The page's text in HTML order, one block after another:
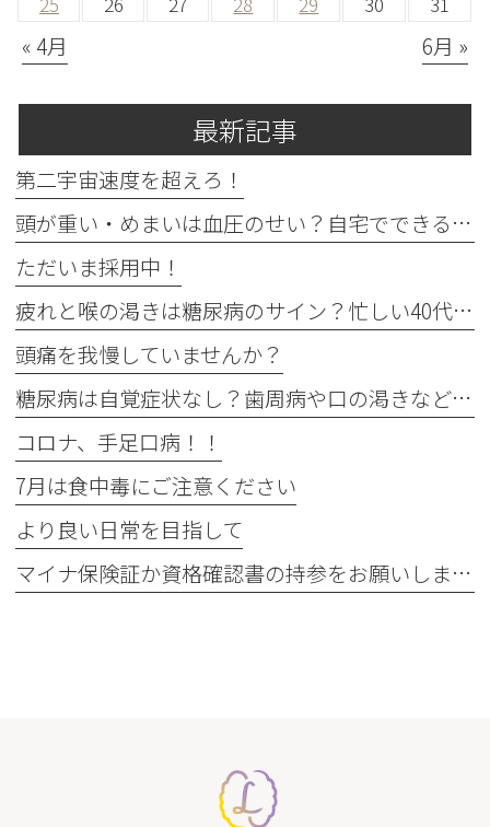
« 4月 6月 »
最新記事
第二宇宙速度を超えろ！
頭が重い・めまいは血圧のせい？自宅でできる確認法と受診目安
ただいま採用中！
疲れと喉の渇きは糖尿病のサイン？忙しい40代の受診目安
頭痛を我慢していませんか？
糖尿病は自覚症状なし？歯周病や口の渇きなど初期サイン5つと数値
コロナ、手足口病！！
7月は食中毒にご注意ください
より良い日常を目指して
マイナ保険証か資格確認書の持参をお願いします